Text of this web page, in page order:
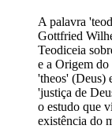
A palavra
Gottfried
Teodiceia
e a Origem
'theos' (Deus)
'justiça de
o estudo que
existência do